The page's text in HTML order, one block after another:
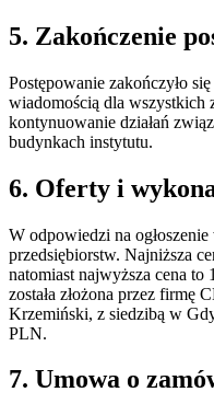
5. Zakończenie
Postępowanie zakończyło
wiadomością dla wszystkich
kontynuowanie działań
budynkach instytutu.
6. Oferty i
W odpowiedzi na ogłoszenie
przedsiębiorstw. Najniższa
natomiast najwyższa cena
została złożona przez
Krzemiński, z siedzibą w
PLN.
7. Umowa o